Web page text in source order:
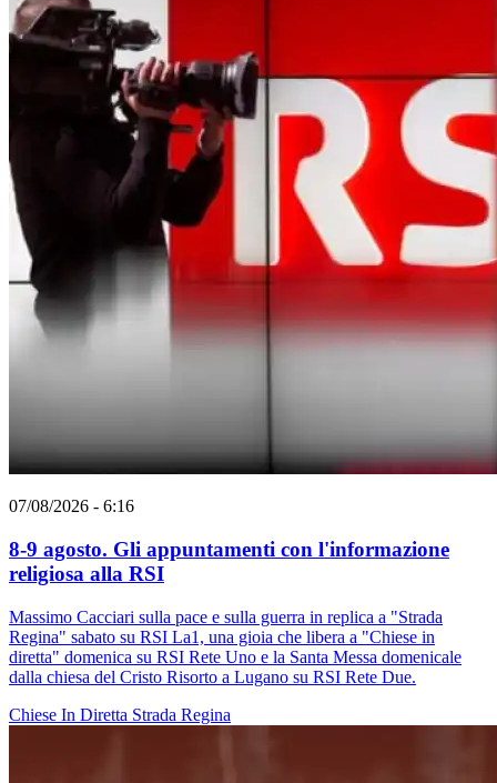
07/08/2026 - 6:16
8-9 agosto. Gli appuntamenti con l'informazione
religiosa alla RSI
Massimo Cacciari sulla pace e sulla guerra in replica a "Strada
Regina" sabato su RSI La1, una gioia che libera a "Chiese in
diretta" domenica su RSI Rete Uno e la Santa Messa domenicale
dalla chiesa del Cristo Risorto a Lugano su RSI Rete Due.
Chiese In Diretta Strada Regina